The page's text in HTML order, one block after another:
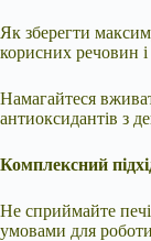
Як зберегти
корисних речовин і
Намагайтеся
антиоксидантів з
Комплексний
Не сприймайте
умовами для